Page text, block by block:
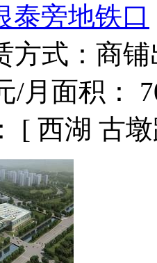
泰旁地铁口
方式： 商铺
/月 面积：
[ 西湖 古